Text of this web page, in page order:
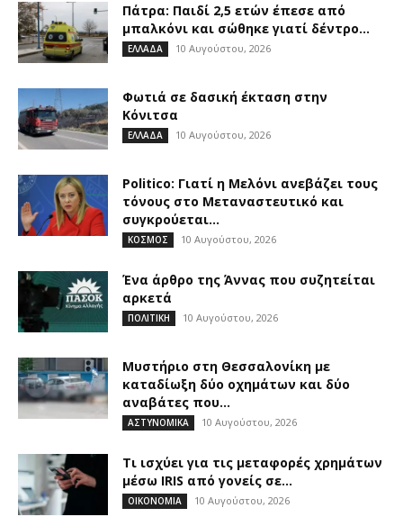
Πάτρα: Παιδί 2,5 ετών έπεσε από
μπαλκόνι και σώθηκε γιατί δέντρο...
ΕΛΛΑΔΑ 10 Αυγούστου, 2026
Φωτιά σε δασική έκταση στην
Κόνιτσα
ΕΛΛΑΔΑ 10 Αυγούστου, 2026
Politico: Γιατί η Μελόνι ανεβάζει τους
τόνους στο Μεταναστευτικό και
συγκρούεται...
ΚΟΣΜΟΣ 10 Αυγούστου, 2026
Ένα άρθρο της Άννας που συζητείται
αρκετά
ΠΟΛΙΤΙΚΗ 10 Αυγούστου, 2026
Μυστήριο στη Θεσσαλονίκη με
καταδίωξη δύο οχημάτων και δύο
αναβάτες που...
ΑΣΤΥΝΟΜΙΚΑ 10 Αυγούστου, 2026
Τι ισχύει για τις μεταφορές χρημάτων
μέσω IRIS από γονείς σε...
ΟΙΚΟΝΟΜΙΑ 10 Αυγούστου, 2026